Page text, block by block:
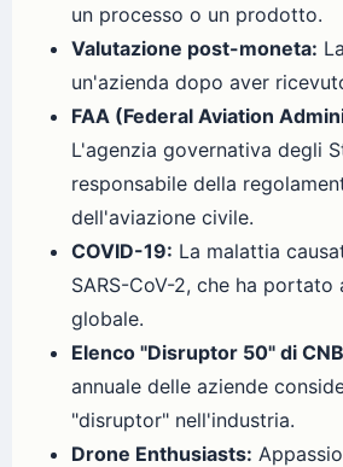
un processo o un prodotto.
Valutazione post-moneta:
un'azienda dopo aver
FAA (Federal Aviation
L'agenzia governativa degli
responsabile della
dell'aviazione civile.
COVID-19: La malattia
SARS-CoV-2, che ha portato
globale.
Elenco "Disruptor 50" di
annuale delle aziende
"disruptor" nell'industria.
Drone Enthusiasts: